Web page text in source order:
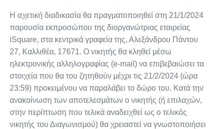
Η σχετική διαδικασία θα πραγματοποιηθεί στη 21/1/2024
παρουσία εκπροσώπου της διοργανώτριας εταιρείας
iSquare, στα κεντρικά γραφεία της, Αλεξάνδρου Πάντου
27, Καλλιθέα, 17671. Ο νικητής θα κληθεί μέσω
ηλεκτρονικής αλληλογραφίας (e-mail) να επιβεβαιώσει τα
στοιχεία που θα του ζητηθούν μέχρι τις 21/2/2024 (ώρα
23:59) προκειμένου να παραλάβει το δώρο του. Κατά την
ανακοίνωση των αποτελεσμάτων ο νικητής (ή επιλαχών,
στην περίπτωση που τελικά αναδειχθεί ως ο τελικός
νικητής του Διαγωνισμού) θα χρειαστεί να γνωστοποιήσει